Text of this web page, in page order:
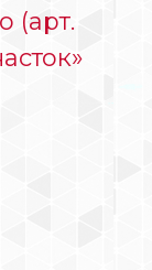
(арт.